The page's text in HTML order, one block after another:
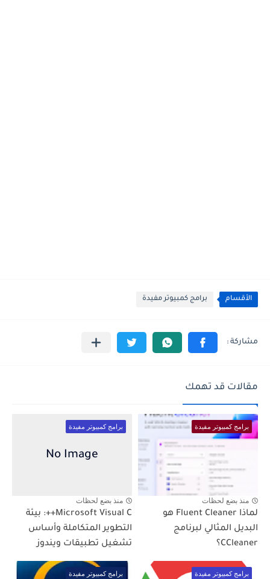
الأقسام برامج كمبيوتر مفيدة
مقالات قد تهمك
برامج كمبيوتر مفيدة
منذ بضع لحظات
لماذا Fluent Cleaner هو
البديل المثالي لبرنامج
CCleaner؟
برامج كمبيوتر مفيدة
منذ بضع لحظات
Microsoft Visual C++: بيئة
التطوير المتكاملة وأساس
تشغيل تطبيقات ويندوز
برامج كمبيوتر مفيدة برامج كمبيوتر مفيدة